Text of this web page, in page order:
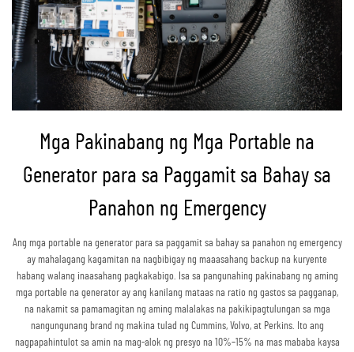
Mga Pakinabang ng Mga Portable na
Generator para sa Paggamit sa Bahay sa
Panahon ng Emergency
Ang mga portable na generator para sa paggamit sa bahay sa panahon ng emergency
ay mahalagang kagamitan na nagbibigay ng maaasahang backup na kuryente
habang walang inaasahang pagkakabigo. Isa sa pangunahing pakinabang ng aming
mga portable na generator ay ang kanilang mataas na ratio ng gastos sa pagganap,
na nakamit sa pamamagitan ng aming malalakas na pakikipagtulungan sa mga
nangungunang brand ng makina tulad ng Cummins, Volvo, at Perkins. Ito ang
nagpapahintulot sa amin na mag-alok ng presyo na 10%–15% na mas mababa kaysa